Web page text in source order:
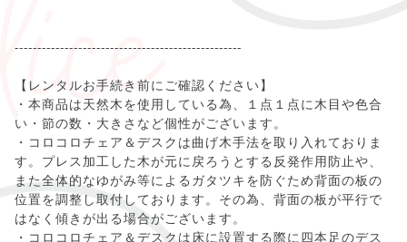
--------------------------------------------------
【レンタルお手続き前にご確認ください】
・本商品は天然木を使用している為、１点１点に木目や色合
い・節の数・大きさなど個性がございます。
・コロコロチェア＆デスクは曲げ木手法を取り入れておりま
す。プレス加工した木が元に戻ろうとする反発作用防止や、
また全体的なゆがみ等によるガタツキを防ぐため背面の板の
位置を調整し取付しております。その為、背面の板が平行で
はなく傾きが出る場合がございます。
・コロコロチェア＆デスクは床に設置する際に四本足のデス